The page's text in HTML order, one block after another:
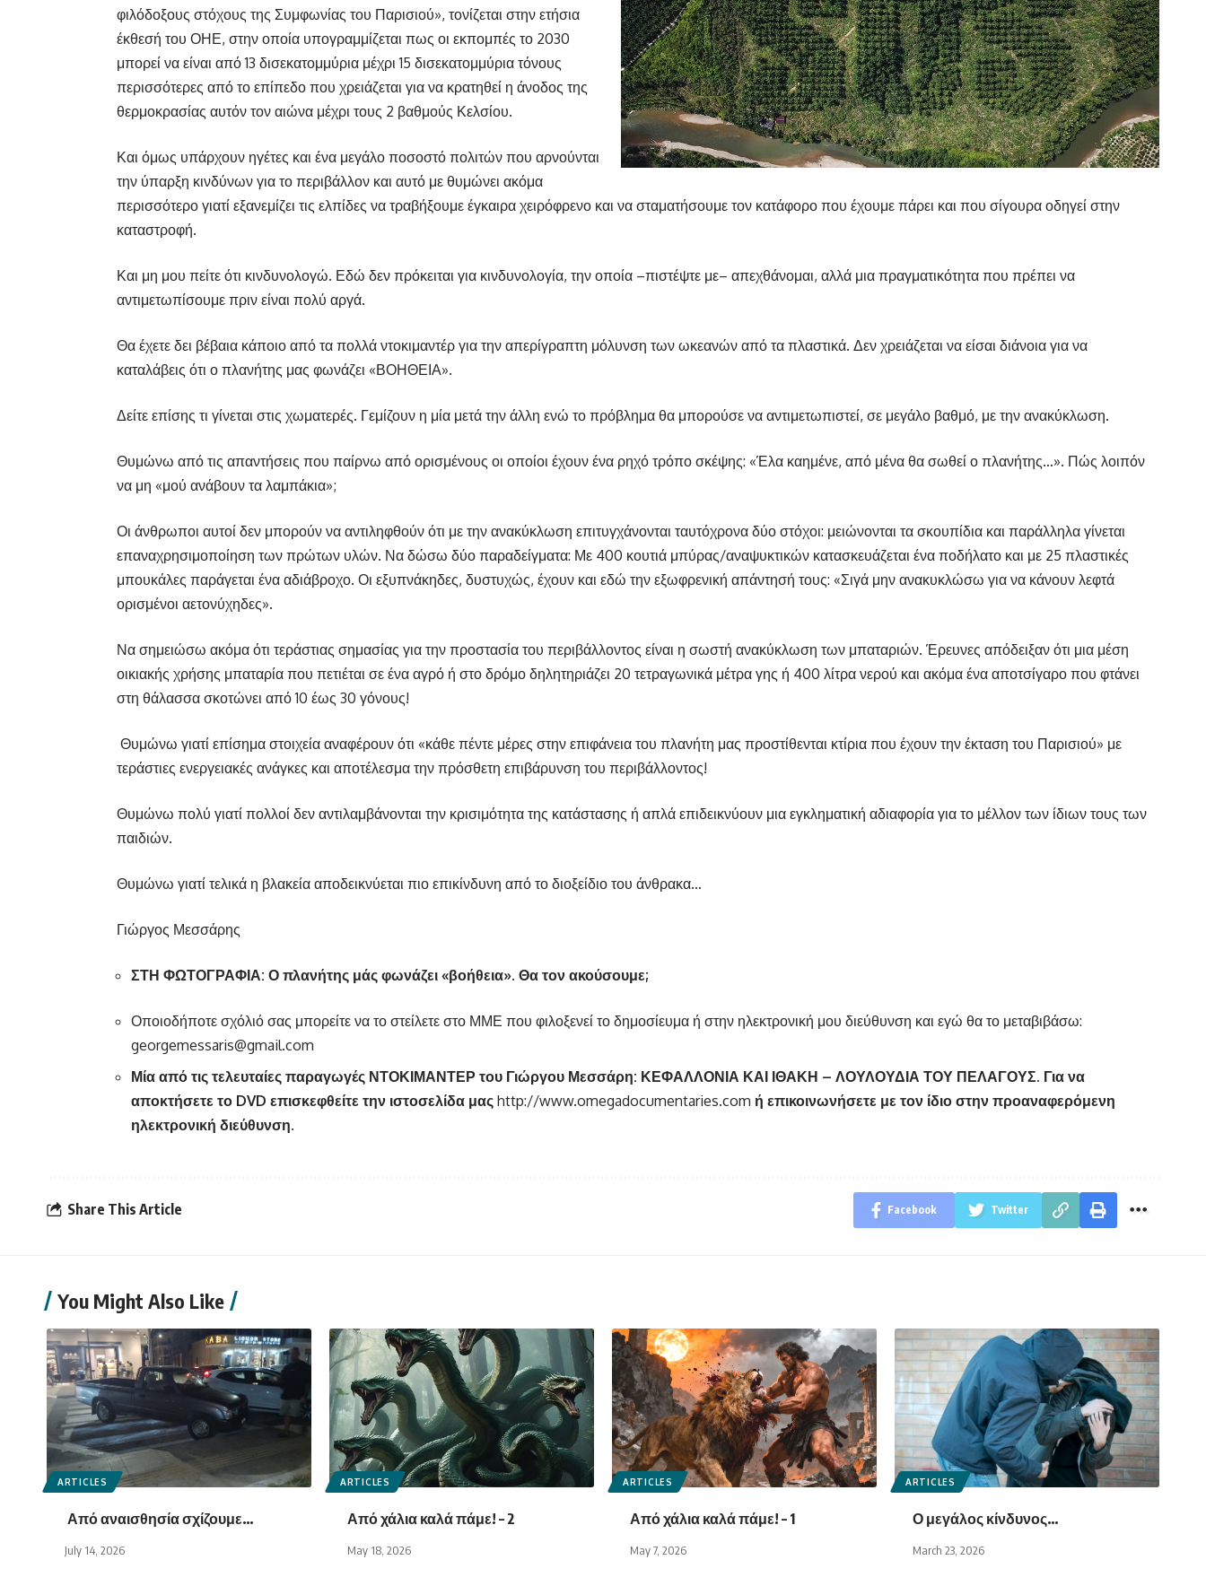
φιλόδοξους στόχους της Συμφωνίας του Παρισιού», τονίζεται στην ετήσια
έκθεσή του ΟΗΕ, στην οποία υπογραμμίζεται πως οι εκπομπές το 2030
μπορεί να είναι από 13 δισεκατομμύρια μέχρι 15 δισεκατομμύρια τόνους
περισσότερες από το επίπεδο που χρειάζεται για να κρατηθεί η άνοδος της
θερμοκρασίας αυτόν τον αιώνα μέχρι τους 2 βαθμούς Κελσίου.
Και όμως υπάρχουν ηγέτες και ένα μεγάλο ποσοστό πολιτών που αρνούνται
την ύπαρξη κινδύνων για το περιβάλλον και αυτό με θυμώνει ακόμα
περισσότερο γιατί εξανεμίζει τις ελπίδες να τραβήξουμε έγκαιρα χειρόφρενο και να σταματήσουμε τον κατάφορο που έχουμε πάρει και που σίγουρα οδηγεί στην
καταστροφή.
Και μη μου πείτε ότι κινδυνολογώ. Εδώ δεν πρόκειται για κινδυνολογία, την οποία –πιστέψτε με– απεχθάνομαι, αλλά μια πραγματικότητα που πρέπει να
αντιμετωπίσουμε πριν είναι πολύ αργά.
Θα έχετε δει βέβαια κάποιο από τα πολλά ντοκιμαντέρ για την απερίγραπτη μόλυνση των ωκεανών από τα πλαστικά. Δεν χρειάζεται να είσαι διάνοια για να
καταλάβεις ότι ο πλανήτης μας φωνάζει «ΒΟΗΘΕΙΑ».
Δείτε επίσης τι γίνεται στις χωματερές. Γεμίζουν η μία μετά την άλλη ενώ το πρόβλημα θα μπορούσε να αντιμετωπιστεί, σε μεγάλο βαθμό, με την ανακύκλωση.
Θυμώνω από τις απαντήσεις που παίρνω από ορισμένους οι οποίοι έχουν ένα ρηχό τρόπο σκέψης: «Έλα καημένε, από μένα θα σωθεί ο πλανήτης…». Πώς λοιπόν
να μη «μού ανάβουν τα λαμπάκια»;
Οι άνθρωποι αυτοί δεν μπορούν να αντιληφθούν ότι με την ανακύκλωση επιτυγχάνονται ταυτόχρονα δύο στόχοι: μειώνονται τα σκουπίδια και παράλληλα γίνεται
επαναχρησιμοποίηση των πρώτων υλών. Να δώσω δύο παραδείγματα: Με 400 κουτιά μπύρας/αναψυκτικών κατασκευάζεται ένα ποδήλατο και με 25 πλαστικές
μπουκάλες παράγεται ένα αδιάβροχο. Οι εξυπνάκηδες, δυστυχώς, έχουν και εδώ την εξωφρενική απάντησή τους: «Σιγά μην ανακυκλώσω για να κάνουν λεφτά
ορισμένοι αετονύχηδες».
Να σημειώσω ακόμα ότι τεράστιας σημασίας για την προστασία του περιβάλλοντος είναι η σωστή ανακύκλωση των μπαταριών. Έρευνες απόδειξαν ότι μια μέση
οικιακής χρήσης μπαταρία που πετιέται σε ένα αγρό ή στο δρόμο δηλητηριάζει 20 τετραγωνικά μέτρα γης ή 400 λίτρα νερού και ακόμα ένα αποτσίγαρο που φτάνει
στη θάλασσα σκοτώνει από 10 έως 30 γόνους!
Θυμώνω γιατί επίσημα στοιχεία αναφέρουν ότι «κάθε πέντε μέρες στην επιφάνεια του πλανήτη μας προστίθενται κτίρια που έχουν την έκταση του Παρισιού» με
τεράστιες ενεργειακές ανάγκες και αποτέλεσμα την πρόσθετη επιβάρυνση του περιβάλλοντος!
Θυμώνω πολύ γιατί πολλοί δεν αντιλαμβάνονται την κρισιμότητα της κατάστασης ή απλά επιδεικνύουν μια εγκληματική αδιαφορία για το μέλλον των ίδιων τους των
παιδιών.
Θυμώνω γιατί τελικά η βλακεία αποδεικνύεται πιο επικίνδυνη από το διοξείδιο του άνθρακα…
Γιώργος Μεσσάρης
ΣΤΗ ΦΩΤΟΓΡΑΦΙΑ: Ο πλανήτης μάς φωνάζει «βοήθεια». Θα τον ακούσουμε;
Οποιοδήποτε σχόλιό σας μπορείτε να το στείλετε στο ΜΜΕ που φιλοξενεί το δημοσίευμα ή στην ηλεκτρονική μου διεύθυνση και εγώ θα το μεταβιβάσω:
georgemessaris@gmail.com
Μία από τις τελευταίες παραγωγές ΝΤΟΚΙΜΑΝΤΕΡ του Γιώργου Μεσσάρη: ΚΕΦΑΛΛΟΝΙΑ ΚΑΙ ΙΘΑΚΗ – ΛΟΥΛΟΥΔΙΑ ΤΟΥ ΠΕΛΑΓΟΥΣ. Για να
αποκτήσετε το DVD επισκεφθείτε την ιστοσελίδα μας http://www.omegadocumentaries.com ή επικοινωνήσετε με τον ίδιο στην προαναφερόμενη
ηλεκτρονική διεύθυνση.
Share This Article Facebook Twitter
You Might Also Like
ARTICLES
Από αναισθησία σχίζουμε…
July 14, 2026
ARTICLES
Από χάλια καλά πάμε! – 2
May 18, 2026
ARTICLES
Από χάλια καλά πάμε! – 1
May 7, 2026
ARTICLES
Ο μεγάλος κίνδυνος…
March 23, 2026